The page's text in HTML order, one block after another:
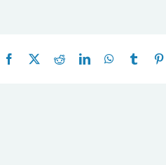
Facebook RedditLinkedInWhatsApp
Tumblr